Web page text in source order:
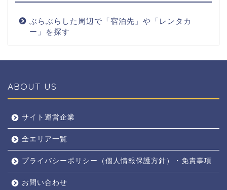
ぶらぶらした周辺で「宿泊先」や「レンタカ
ー」を探す
ABOUT US
サイト運営企業
全エリア一覧
プライバシーポリシー（個人情報保護方針）・免責事項
お問い合わせ
奈良